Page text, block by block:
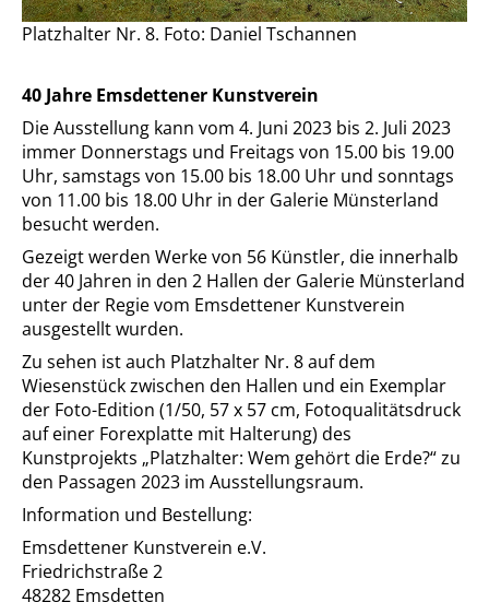
Platzhalter Nr. 8. Foto: Daniel Tschannen
40 Jahre Emsdettener Kunstverein
Die Ausstellung kann vom 4. Juni 2023 bis 2. Juli 2023
immer Donnerstags und Freitags von 15.00 bis 19.00
Uhr, samstags von 15.00 bis 18.00 Uhr und sonntags
von 11.00 bis 18.00 Uhr in der Galerie Münsterland
besucht werden.
Gezeigt werden Werke von 56 Künstler, die innerhalb
der 40 Jahren in den 2 Hallen der Galerie Münsterland
unter der Regie vom Emsdettener Kunstverein
ausgestellt wurden.
Zu sehen ist auch Platzhalter Nr. 8 auf dem
Wiesenstück zwischen den Hallen und ein Exemplar
der Foto-Edition (1/50, 57 x 57 cm, Fotoqualitätsdruck
auf einer Forexplatte mit Halterung) des
Kunstprojekts „Platzhalter: Wem gehört die Erde?“ zu
den Passagen 2023 im Ausstellungsraum.
Information und Bestellung:
Emsdettener Kunstverein e.V.
Friedrichstraße 2
48282 Emsdetten